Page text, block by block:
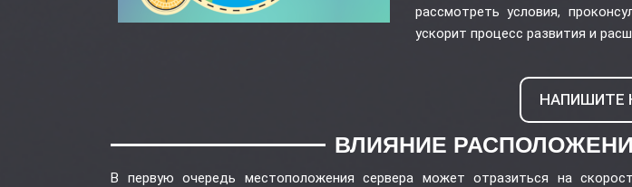
рассмотреть условия,
ускорит процесс развития и
НАПИШИТЕ
ВЛИЯНИЕ
В первую очередь местоположения сервера может отразиться на